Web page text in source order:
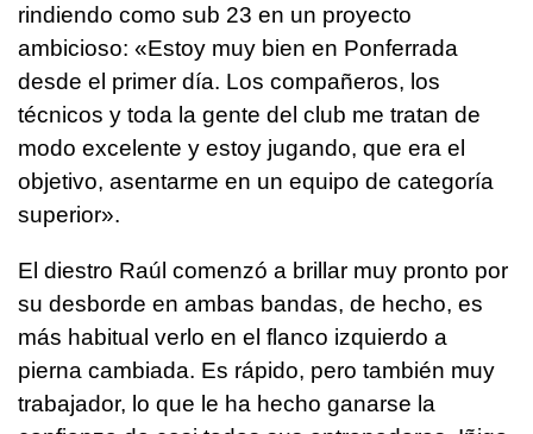
rindiendo como sub 23 en un proyecto
ambicioso: «Estoy muy bien en Ponferrada
desde el primer día. Los compañeros, los
técnicos y toda la gente del club me tratan de
modo excelente y estoy jugando, que era el
objetivo, asentarme en un equipo de categoría
superior».
El diestro Raúl comenzó a brillar muy pronto por
su desborde en ambas bandas, de hecho, es
más habitual verlo en el flanco izquierdo a
pierna cambiada. Es rápido, pero también muy
trabajador, lo que le ha hecho ganarse la